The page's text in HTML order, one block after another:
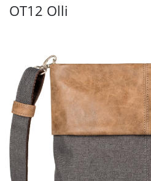
OT12 Olli